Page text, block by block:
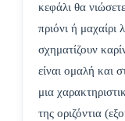
κεφάλι θα
πριόνι ή μαχαίρι
σχηματίζουν
είναι ομαλή και
μια
της οριζόντια